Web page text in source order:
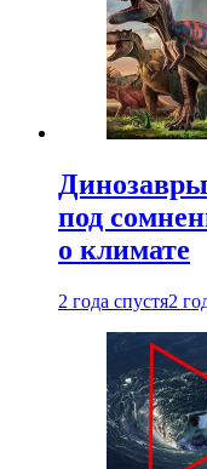
под
о климате
2 года спустя2